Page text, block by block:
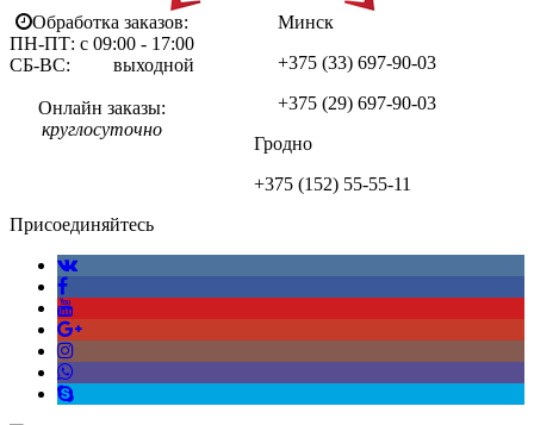
Обработка заказов:
ПН-ПТ: с 09:00 - 17:00
СБ-ВС: выходной
Онлайн заказы:
круглосуточно
Минск
+375 (33) 697-90-03
+375 (29) 697-90-03
Гродно
+375 (152) 55-55-11
Присоединяйтесь